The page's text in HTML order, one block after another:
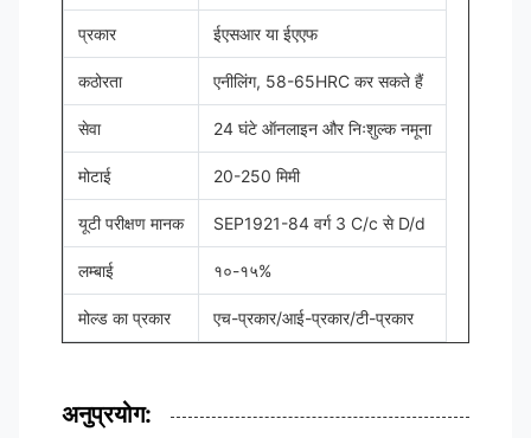
प्रकार ईएसआर या ईएएफ
कठोरता एनीलिंग, 58-65HRC कर सकते हैं
सेवा 24 घंटे ऑनलाइन और निःशुल्क नमूना
मोटाई 20-250 मिमी
यूटी परीक्षण मानक SEP1921-84 वर्ग 3 C/c से D/d
लम्बाई १०-१५%
मोल्ड का प्रकार एच-प्रकार/आई-प्रकार/टी-प्रकार
अनुप्रयोग: